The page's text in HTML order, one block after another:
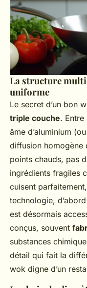
La structure
uniforme
Le secret d’un bon
triple couche. Entre
âme d’aluminium
diffusion homogène
points chauds, pas
ingrédients fragiles
cuisent
technologie,
est désormais
conçus, souvent
substances
détail qui fait la
wok digne d’un